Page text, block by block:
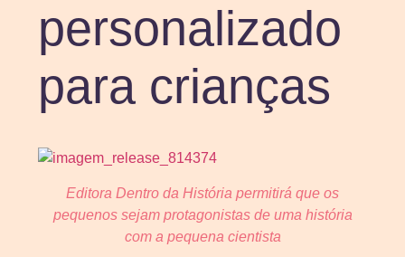
personalizado
para crianças
Editora Dentro da História permitirá que os
pequenos sejam protagonistas de uma história
com a pequena cientista